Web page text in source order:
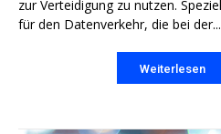
zur Verteidigung zu nutzen. Spezielle Überwachungswerkzeuge
für den Datenverkehr, die bei der...
Weiterlesen